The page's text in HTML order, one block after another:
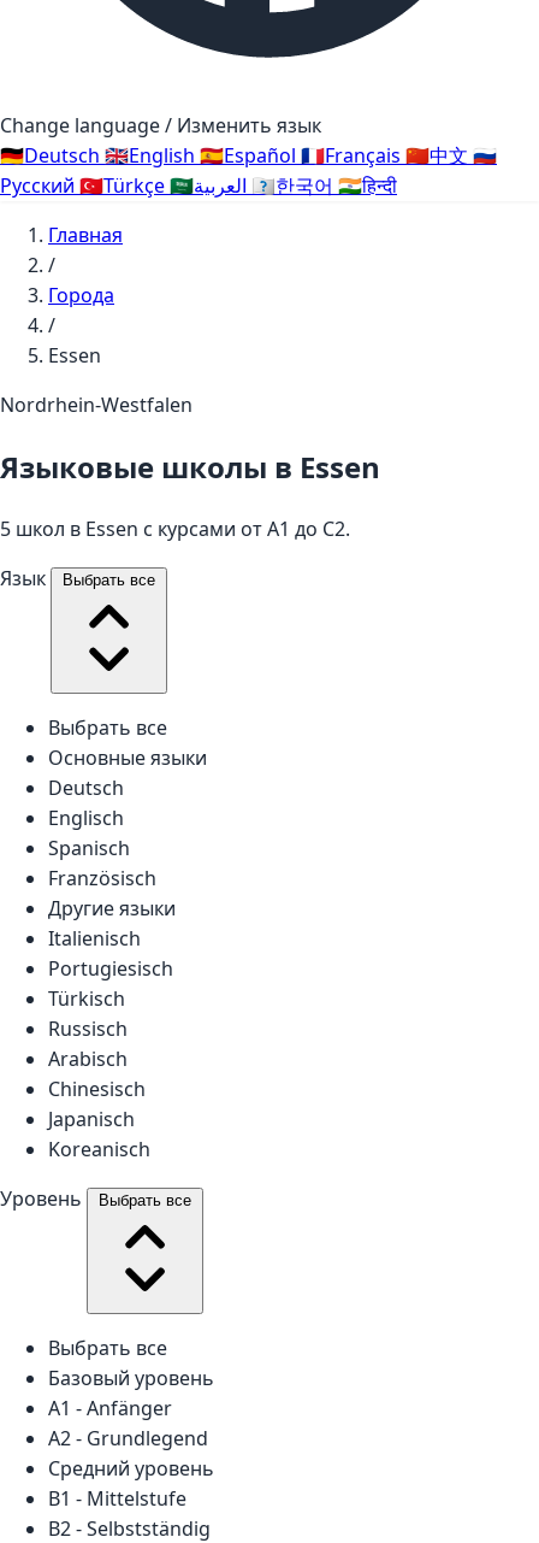
Change language / Изменить язык
🇩🇪Deutsch 🇬🇧English 🇪🇸Español 🇫🇷Français 🇨🇳中文 🇷🇺
Русский 🇹🇷Türkçe🇸🇦 🇰🇷한국어 🇮🇳हिन्दी
Главная
/
Города
/
Essen
Nordrhein-Westfalen
Языковые школы в Essen
5 школ в Essen с курсами от A1 до C2.
Язык
Выбрать все
Выбрать все
Основные языки
Deutsch
Englisch
Spanisch
Französisch
Другие языки
Italienisch
Portugiesisch
Türkisch
Russisch
Arabisch
Chinesisch
Japanisch
Koreanisch
Уровень
Выбрать все
Выбрать все
Базовый уровень
A1 - Anfänger
A2 - Grundlegend
Средний уровень
B1 - Mittelstufe
B2 - Selbstständig